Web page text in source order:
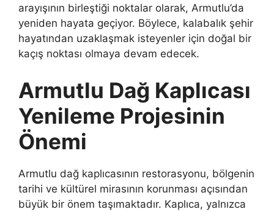
arayışının birleştiği noktalar olarak, Armutlu’da
yeniden hayata geçiyor. Böylece, kalabalık şehir
hayatından uzaklaşmak isteyenler için doğal bir
kaçış noktası olmaya devam edecek.
Armutlu Dağ Kaplıcası
Yenileme Projesinin
Önemi
Armutlu dağ kaplıcasının restorasyonu, bölgenin
tarihi ve kültürel mirasının korunması açısından
büyük bir önem taşımaktadır. Kaplıca, yalnızca